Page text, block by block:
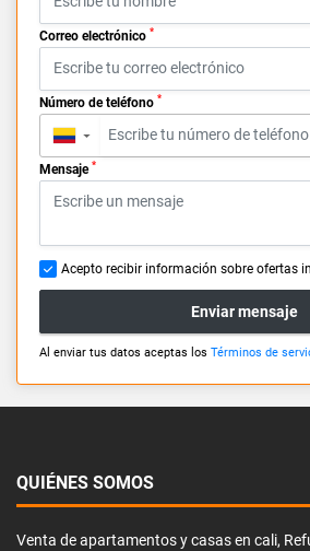
Correo electrónico *
Número de teléfono *
▼
Mensaje *
Acepto recibir información sobre ofertas
Enviar mensaje
Al enviar tus datos aceptas los Términos de
QUIÉNES SOMOS
Venta de apartamentos y casas en cali,